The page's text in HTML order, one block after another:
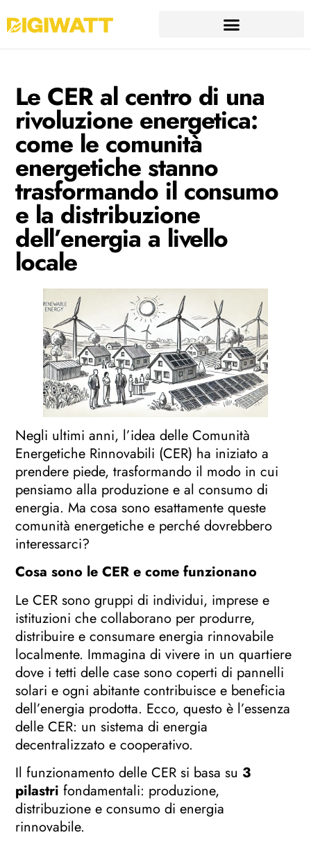
Le CER al centro di una
rivoluzione energetica:
come le comunità
energetiche stanno
trasformando il consumo
e la distribuzione
dell’energia a livello
locale
Negli ultimi anni, l’idea delle Comunità
Energetiche Rinnovabili (CER) ha iniziato a
prendere piede, trasformando il modo in cui
pensiamo alla produzione e al consumo di
energia. Ma cosa sono esattamente queste
comunità energetiche e perché dovrebbero
interessarci?
Cosa sono le CER e come funzionano
Le CER sono gruppi di individui, imprese e
istituzioni che collaborano per produrre,
distribuire e consumare energia rinnovabile
localmente. Immagina di vivere in un quartiere
dove i tetti delle case sono coperti di pannelli
solari e ogni abitante contribuisce e beneficia
dell’energia prodotta. Ecco, questo è l’essenza
delle CER: un sistema di energia
decentralizzato e cooperativo.
Il funzionamento delle CER si basa su 3
pilastri fondamentali: produzione,
distribuzione e consumo di energia
rinnovabile.